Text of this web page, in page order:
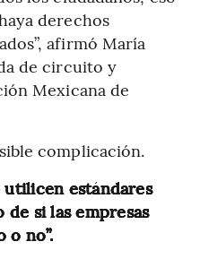
derechos
afirmó María
de circuito y
Mexicana de
complicación.
utilicen estándares
si las empresas
o no”.